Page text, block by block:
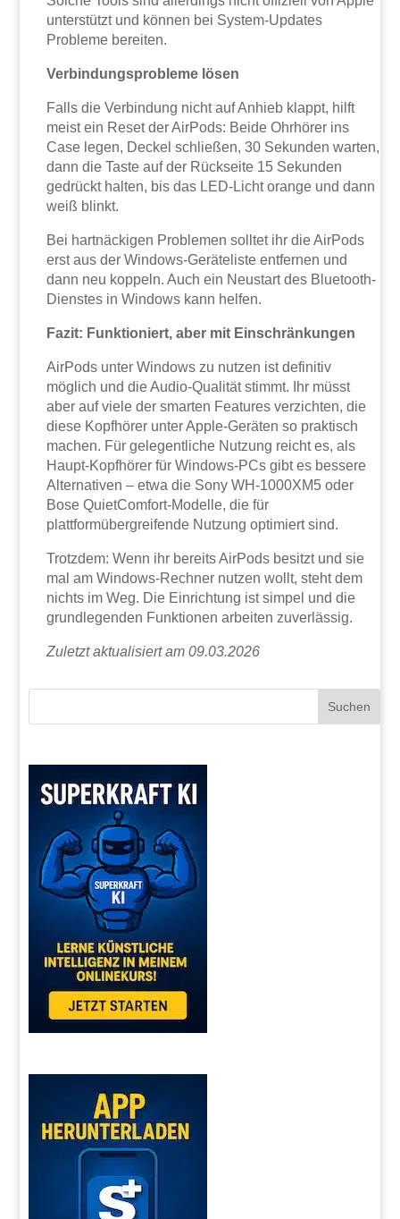
unterstützt und können bei System-Updates
Probleme bereiten.
Verbindungsprobleme lösen
Falls die Verbindung nicht auf Anhieb klappt, hilft
meist ein Reset der AirPods: Beide Ohrhörer ins
Case legen, Deckel schließen, 30 Sekunden warten,
dann die Taste auf der Rückseite 15 Sekunden
gedrückt halten, bis das LED-Licht orange und dann
weiß blinkt.
Bei hartnäckigen Problemen solltet ihr die AirPods
erst aus der Windows-Geräteliste entfernen und
dann neu koppeln. Auch ein Neustart des Bluetooth-
Dienstes in Windows kann helfen.
Fazit: Funktioniert, aber mit Einschränkungen
AirPods unter Windows zu nutzen ist definitiv
möglich und die Audio-Qualität stimmt. Ihr müsst
aber auf viele der smarten Features verzichten, die
diese Kopfhörer unter Apple-Geräten so praktisch
machen. Für gelegentliche Nutzung reicht es, als
Haupt-Kopfhörer für Windows-PCs gibt es bessere
Alternativen – etwa die Sony WH-1000XM5 oder
Bose QuietComfort-Modelle, die für
plattformübergreifende Nutzung optimiert sind.
Trotzdem: Wenn ihr bereits AirPods besitzt und sie
mal am Windows-Rechner nutzen wollt, steht dem
nichts im Weg. Die Einrichtung ist simpel und die
grundlegenden Funktionen arbeiten zuverlässig.
Zuletzt aktualisiert am 09.03.2026